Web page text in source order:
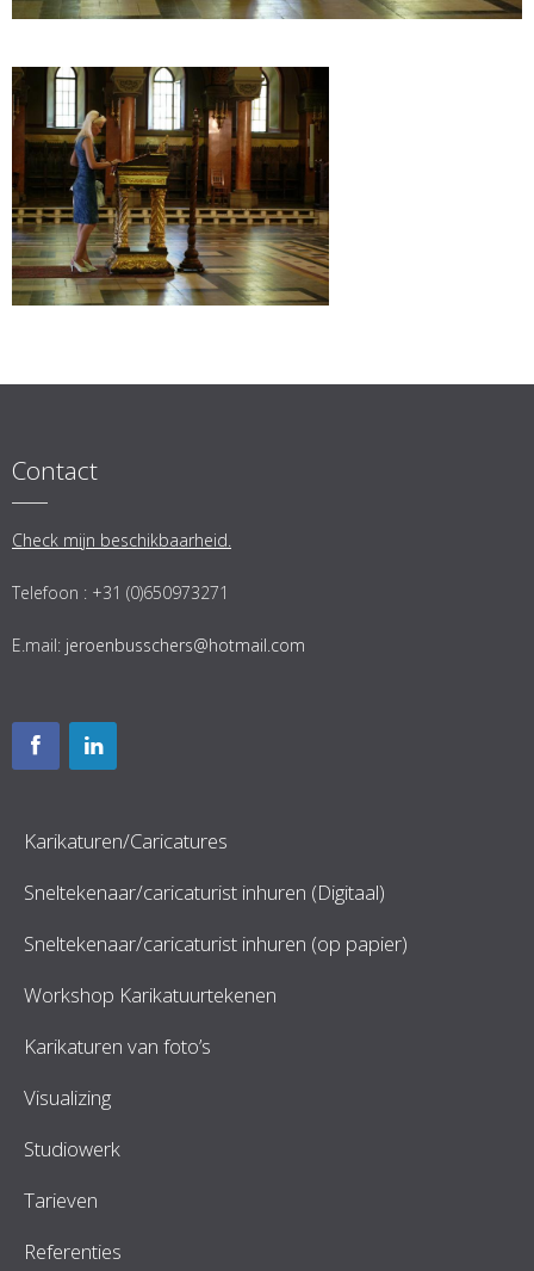
Contact
Check mijn beschikbaarheid.
Telefoon : +31 (0)650973271
E.mail: jeroenbusschers@hotmail.com
Karikaturen/Caricatures
Sneltekenaar/caricaturist inhuren (Digitaal)
Sneltekenaar/caricaturist inhuren (op papier)
Workshop Karikatuurtekenen
Karikaturen van foto’s
Visualizing
Studiowerk
Tarieven
Referenties